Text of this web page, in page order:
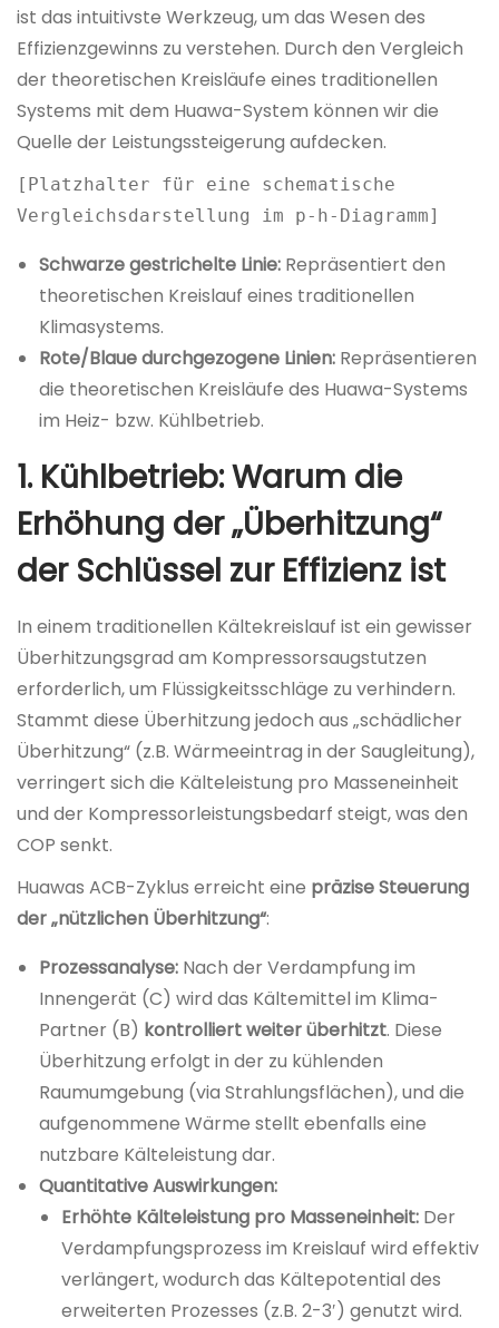
ist das intuitivste Werkzeug, um das Wesen des
Effizienzgewinns zu verstehen. Durch den Vergleich
der theoretischen Kreisläufe eines traditionellen
Systems mit dem Huawa-System können wir die
Quelle der Leistungssteigerung aufdecken.
[Platzhalter für eine schematische
Vergleichsdarstellung im p-h-Diagramm]
Schwarze gestrichelte Linie: Repräsentiert den
theoretischen Kreislauf eines traditionellen
Klimasystems.
Rote/Blaue durchgezogene Linien: Repräsentieren
die theoretischen Kreisläufe des Huawa-Systems
im Heiz- bzw. Kühlbetrieb.
1. Kühlbetrieb: Warum die
Erhöhung der „Überhitzung“
der Schlüssel zur Effizienz ist
In einem traditionellen Kältekreislauf ist ein gewisser
Überhitzungsgrad am Kompressorsaugstutzen
erforderlich, um Flüssigkeitsschläge zu verhindern.
Stammt diese Überhitzung jedoch aus „schädlicher
Überhitzung“ (z.B. Wärmeeintrag in der Saugleitung),
verringert sich die Kälteleistung pro Masseneinheit
und der Kompressorleistungsbedarf steigt, was den
COP senkt.
Huawas ACB-Zyklus erreicht eine präzise Steuerung
der „nützlichen Überhitzung“:
Prozessanalyse: Nach der Verdampfung im
Innengerät (C) wird das Kältemittel im Klima-
Partner (B) kontrolliert weiter überhitzt. Diese
Überhitzung erfolgt in der zu kühlenden
Raumumgebung (via Strahlungsflächen), und die
aufgenommene Wärme stellt ebenfalls eine
nutzbare Kälteleistung dar.
Quantitative Auswirkungen:
Erhöhte Kälteleistung pro Masseneinheit: Der
Verdampfungsprozess im Kreislauf wird effektiv
verlängert, wodurch das Kältepotential des
erweiterten Prozesses (z.B. 2-3′) genutzt wird.